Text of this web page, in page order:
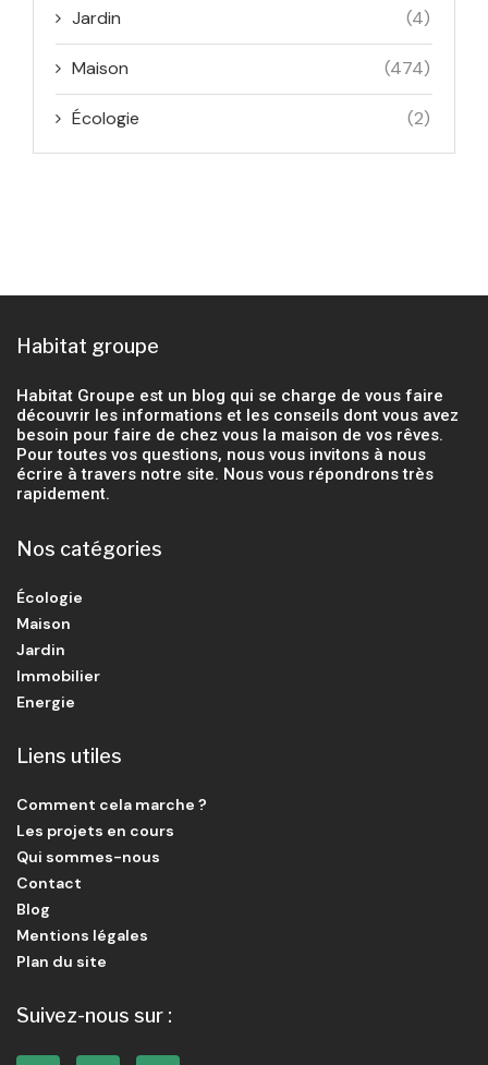
Jardin (4)
Maison (474)
Écologie (2)
Habitat groupe
Habitat Groupe est un blog qui se charge de vous faire
découvrir les informations et les conseils dont vous avez
besoin pour faire de chez vous la maison de vos rêves.
Pour toutes vos questions, nous vous invitons à nous
écrire à travers notre site. Nous vous répondrons très
rapidement.
Nos catégories
Écologie
Maison
Jardin
Immobilier
Energie
Liens utiles
Comment cela marche ?
Les projets en cours
Qui sommes-nous
Contact
Blog
Mentions légales
Plan du site
Suivez-nous sur :